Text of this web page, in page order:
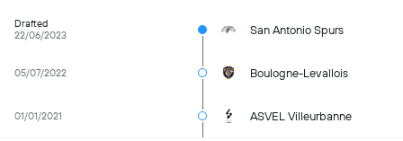
Drafted
22/06/2023
San Antonio Spurs
05/07/2022 Boulogne-Levallois
01/01/2021 ASVEL Villeurbanne